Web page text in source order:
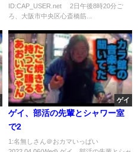
★]
ID:CAP_USER.net 2日午後8時20分ご
ろ、大阪市中央区心斎橋筋...
ゲイ
ゲイ、部活の先輩とシャワー室
で2
1:名無しさん＠おカマいっぱい